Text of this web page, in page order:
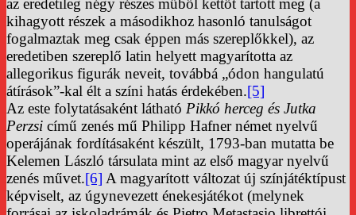
az eredetileg négy részes műből kettőt tartott meg (a
kihagyott részek a másodikhoz hasonló tanulságot
fogalmaztak meg csak éppen más szereplőkkel), az
eredetiben szereplő latin helyett magyarította az
allegorikus figurák neveit, továbbá „ódon hangulatú
átírások”-kal élt a színi hatás érdekében.[5]
Az este folytatásaként látható Pikkó herceg és Jutka
Perzsi című zenés mű Philipp Hafner német nyelvű
operájának fordításaként készült, 1793-ban mutatta be
Kelemen László társulata mint az első magyar nyelvű
zenés művet.[6] A magyarított változat új színjátéktípust
képviselt, az úgynevezett énekesjátékot (melynek